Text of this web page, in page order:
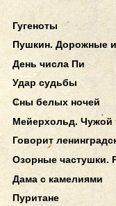
Гугеноты
Пушкин. Дорожные
День числа Пи
Удар судьбы
Сны белых ночей
Мейерхольд. Чужой
Говорит
Озорные частушки.
Дама с камелиями
Пуритане